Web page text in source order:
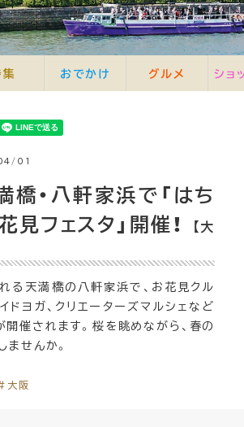
おでかけ グルメ ショ
01
橋・八軒家浜で「はち
見フェスタ」開催！
【大
る天満橋の八軒家浜で、お花見クル
ドヨガ、クリエーターズマルシェなど
開催されます。桜を眺めながら、春の
ませんか。
大阪